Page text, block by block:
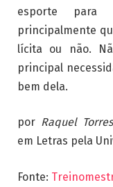
esporte para
principalmente
lícita ou não.
principal
bem dela.
por Raquel
em Letras pela
Fonte: